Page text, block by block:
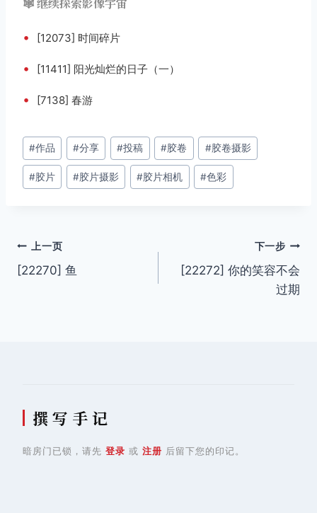
• [12073] 时间碎片
• [11411] 阳光灿烂的日子（一）
• [7138] 春游
文
章
标
#作品 #分享 #投稿 #胶卷 #胶卷摄影
#胶片 #胶片摄影 #胶片相机 #色彩
文
章
上一页
[22270] 鱼
下一步
[22272] 你的笑容不会
过期
撰 写 手 记
暗房门已锁，请先 登录 或 注册 后留下您的印记。